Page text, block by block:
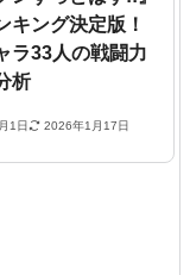
キング決定版！
ラ33人の戦闘力
析
1日
2026年1月17日